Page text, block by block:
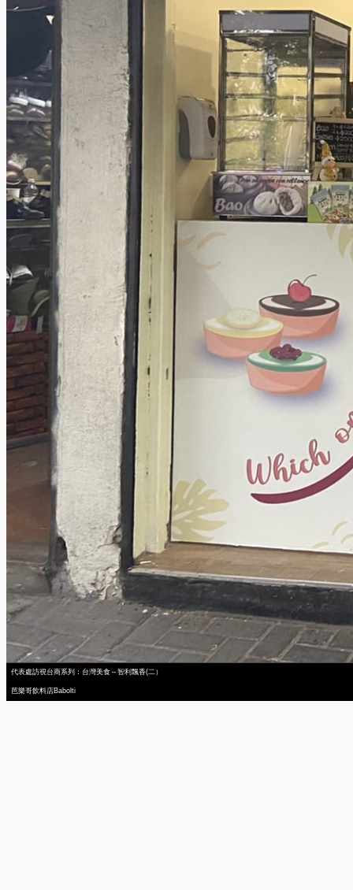
代表處訪視台商系列：台灣美食～智利飄香(二）
芭樂哥飲料店Babolti